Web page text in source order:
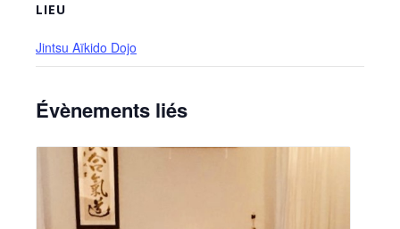
LIEU
Jintsu Aïkido Dojo
Évènements liés